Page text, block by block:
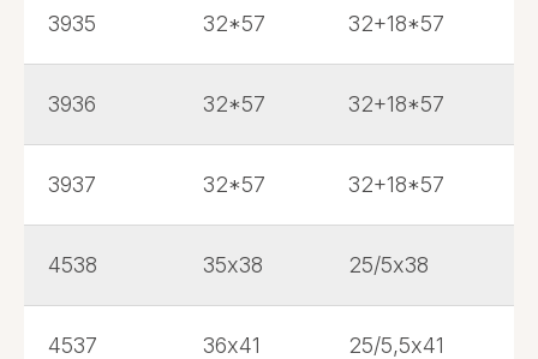
3935 32*57 32+18*57
3936 32*57 32+18*57
3937 32*57 32+18*57
4538 35х38 25/5х38
4537 36х41 25/5,5х41